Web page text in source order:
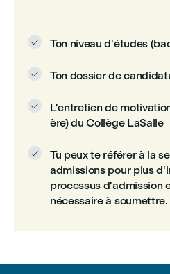
 Ton niveau d'études
 Ton dossier de

L'entretien de
ère) du Collège LaSalle

Tu peux te référer à la
admissions pour plus
processus d'admission
nécessaire à soumettre.